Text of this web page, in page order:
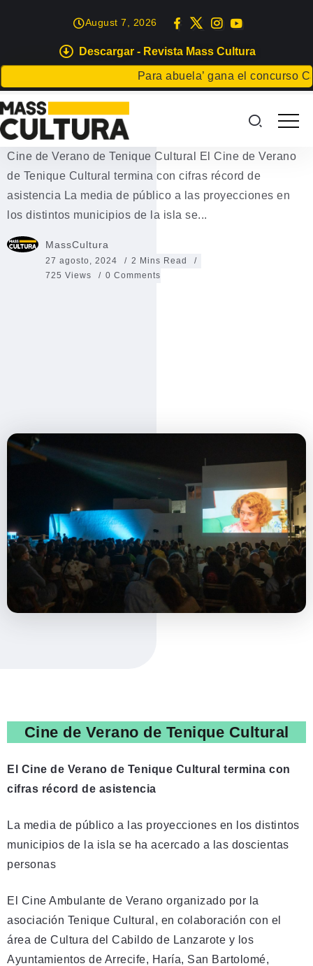
Descargar - Revista Mass Cultura
Para abuela’ gana el concurso Carta
August 7, 2026
EVENTOS
Cine de Verano de Tenique
Cultural
Cine de Verano de Tenique Cultural El Cine de Verano
de Tenique Cultural termina con cifras récord de
asistencia La media de público a las proyecciones en
los distintos municipios de la isla se...
MassCultura
27 agosto, 2024
2 Mins Read
725 Views
0 Comments
Cine de Verano de Tenique Cultural
El Cine de Verano de Tenique Cultural termina con
cifras récord de asistencia
La media de público a las proyecciones en los distintos
municipios de la isla se ha acercado a las doscientas
personas
El Cine Ambulante de Verano organizado por la
asociación Tenique Cultural, en colaboración con el
área de Cultura del Cabildo de Lanzarote y los
Ayuntamientos de Arrecife, Haría, San Bartolomé,